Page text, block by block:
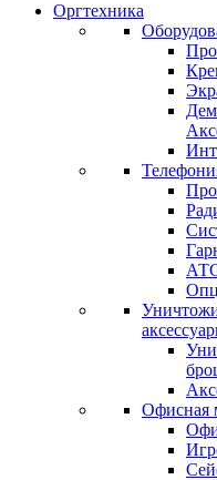
Оргтехника
Офисная